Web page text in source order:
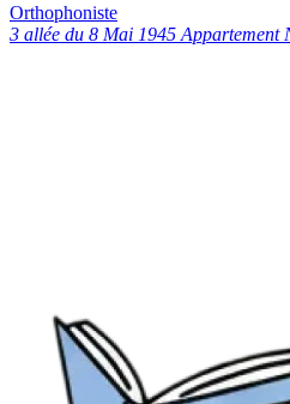
Orthophoniste
3 allée du 8 Mai 1945 Appartement